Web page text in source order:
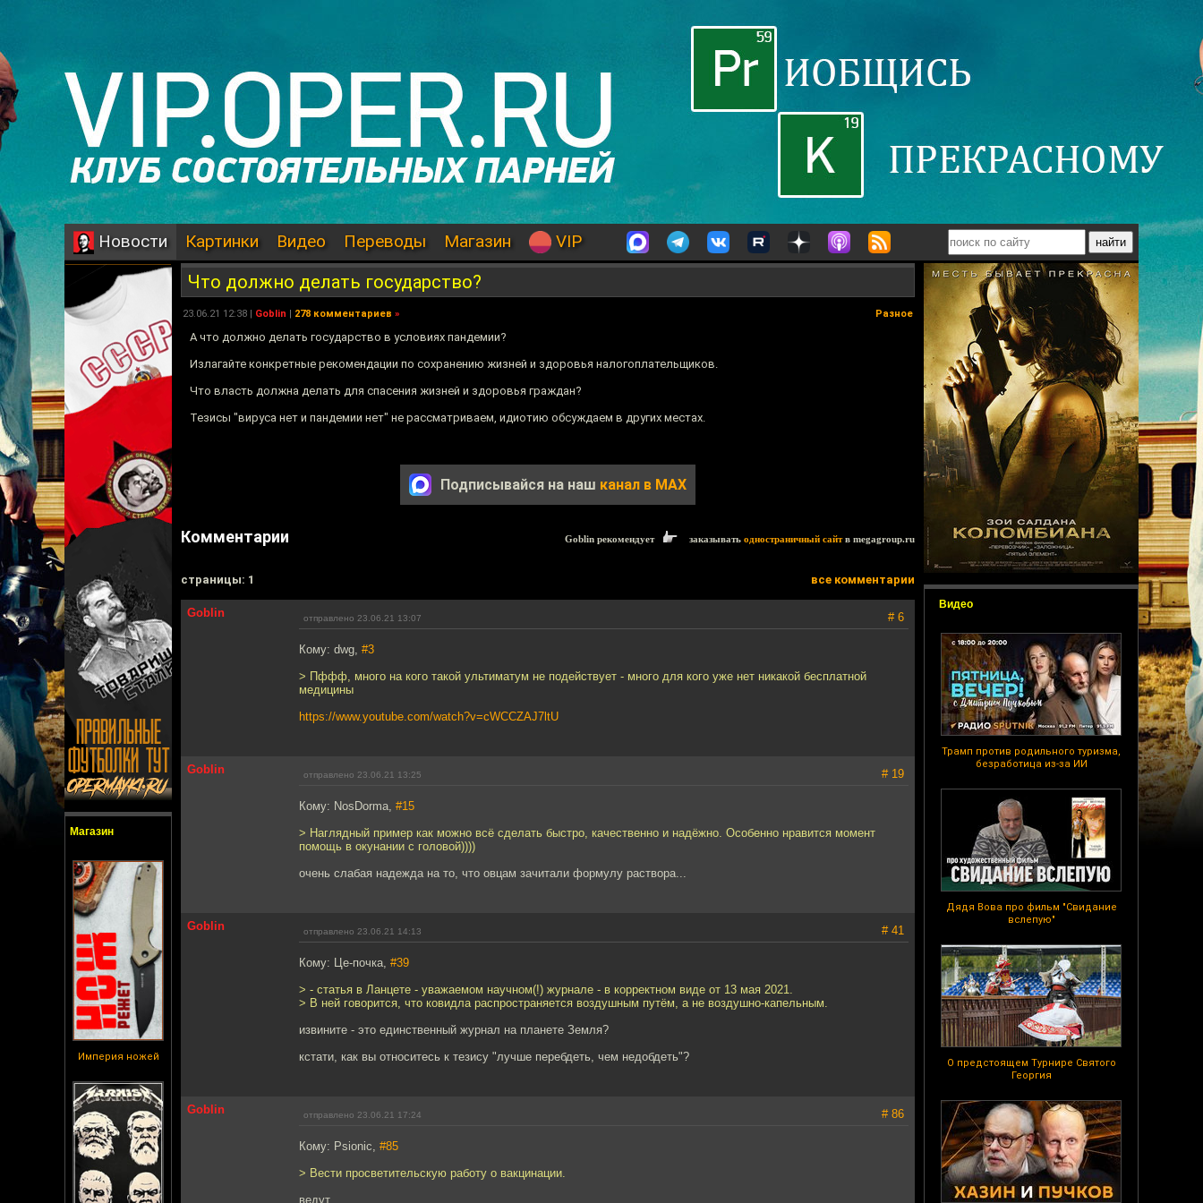
Новости Картинки Видео Переводы Магазин VIP
Магазин
Империя ножей
Видео
Трамп против родильного туризма,
безработица из-за ИИ
Дядя Вова про фильм "Свидание
вслепую"
О предстоящем Турнире Святого
Георгия
Что должно делать государство?
23.06.21 12:38 | Goblin | 278 комментариев » Разное
А что должно делать государство в условиях пандемии?
Излагайте конкретные рекомендации по сохранению жизней и здоровья налогоплательщиков.
Что власть должна делать для спасения жизней и здоровья граждан?
Тезисы "вируса нет и пандемии нет" не рассматриваем, идиотию обсуждаем в других местах.
Подписывайся на наш канал в MAX
Комментарии Goblin рекомендует заказывать одностраничный сайтв megagroup.ru
cтраницы: 1 все комментарии
Goblin отправлено 23.06.21 13:07 # 6
Кому: dwg, #3
> Пффф, много на кого такой ультиматум не подействует - много для кого уже нет никакой бесплатной
медицины
https://www.youtube.com/watch?v=cWCCZAJ7ltU
Goblin отправлено 23.06.21 13:25 # 19
Кому: NosDorma, #15
> Наглядный пример как можно всё сделать быстро, качественно и надёжно. Особенно нравится момент
помощь в окунании с головой))))
очень слабая надежда на то, что овцам зачитали формулу раствора...
Goblin отправлено 23.06.21 14:13 # 41
Кому: Це-почка, #39
> - статья в Ланцете - уважаемом научном(!) журнале - в корректном виде от 13 мая 2021.
> В ней говорится, что ковидла распространяется воздушным путём, а не воздушно-капельным.
извините - это единственный журнал на планете Земля?
кстати, как вы относитесь к тезису "лучше перебдеть, чем недобдеть"?
Goblin отправлено 23.06.21 17:24 # 86
Кому: Psionic, #85
> Вести просветительскую работу о вакцинации.
ведут